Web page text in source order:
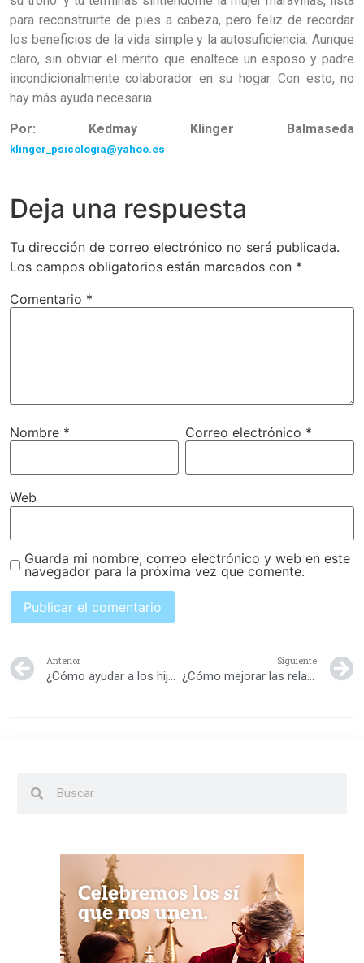
para reconstruirte de pies a cabeza, pero feliz de recordar
los beneficios de la vida simple y la autosuficiencia. Aunque
claro, sin obviar el mérito que enaltece un esposo y padre
incondicionalmente colaborador en su hogar. Con esto, no
hay más ayuda necesaria.
Por: Kedmay Klinger Balmaseda
klinger_psicologia@yahoo.es
Deja una respuesta
Tu dirección de correo electrónico no será publicada.
Los campos obligatorios están marcados con *
Comentario *
Nombre * Correo electrónico *
Web
Guarda mi nombre, correo electrónico y web en este
navegador para la próxima vez que comente.
Anterior
¿Cómo ayudar a los hijos a aceptar un nuevo matrimonio?
Siguiente
¿Cómo mejorar las relaciones con los hijos?